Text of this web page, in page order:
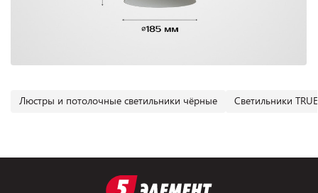
Люстры и потолочные светильники чёрные Светильники